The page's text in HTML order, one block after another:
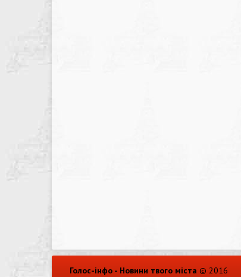
Голос-інфо - Новини твого міста © 2016